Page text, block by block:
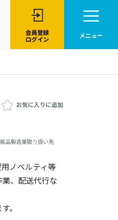
会員登録
ログイン
メニュー
お気に入りに追加
品製造業取り扱い免
ノベルティ等
、配送代行な
。